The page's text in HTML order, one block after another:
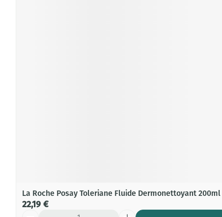
La Roche Posay Toleriane Fluide Dermonettoyant 200ml
22,19 €